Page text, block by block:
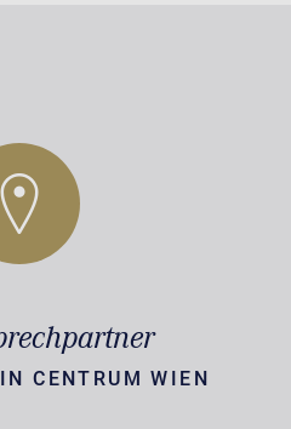
CENTRUM WIEN